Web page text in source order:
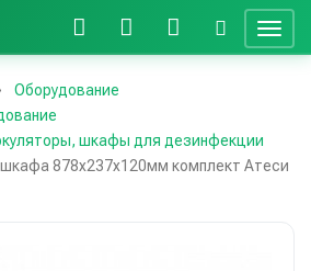
Оборудование
шкафы для дезинфекции
878х237х120мм комплект Атеси